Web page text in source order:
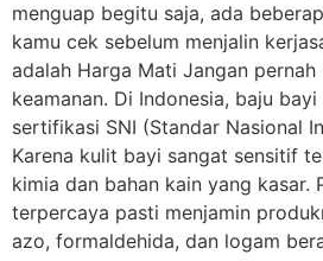
menguap begitu saja, ada
kamu cek sebelum menjalin
adalah Harga Mati Jangan
keamanan. Di Indonesia, baju
sertifikasi SNI (Standar Nasional
Karena kulit bayi sangat sensitif
kimia dan bahan kain yang kasar.
terpercaya pasti menjamin
azo, formaldehida, dan logam